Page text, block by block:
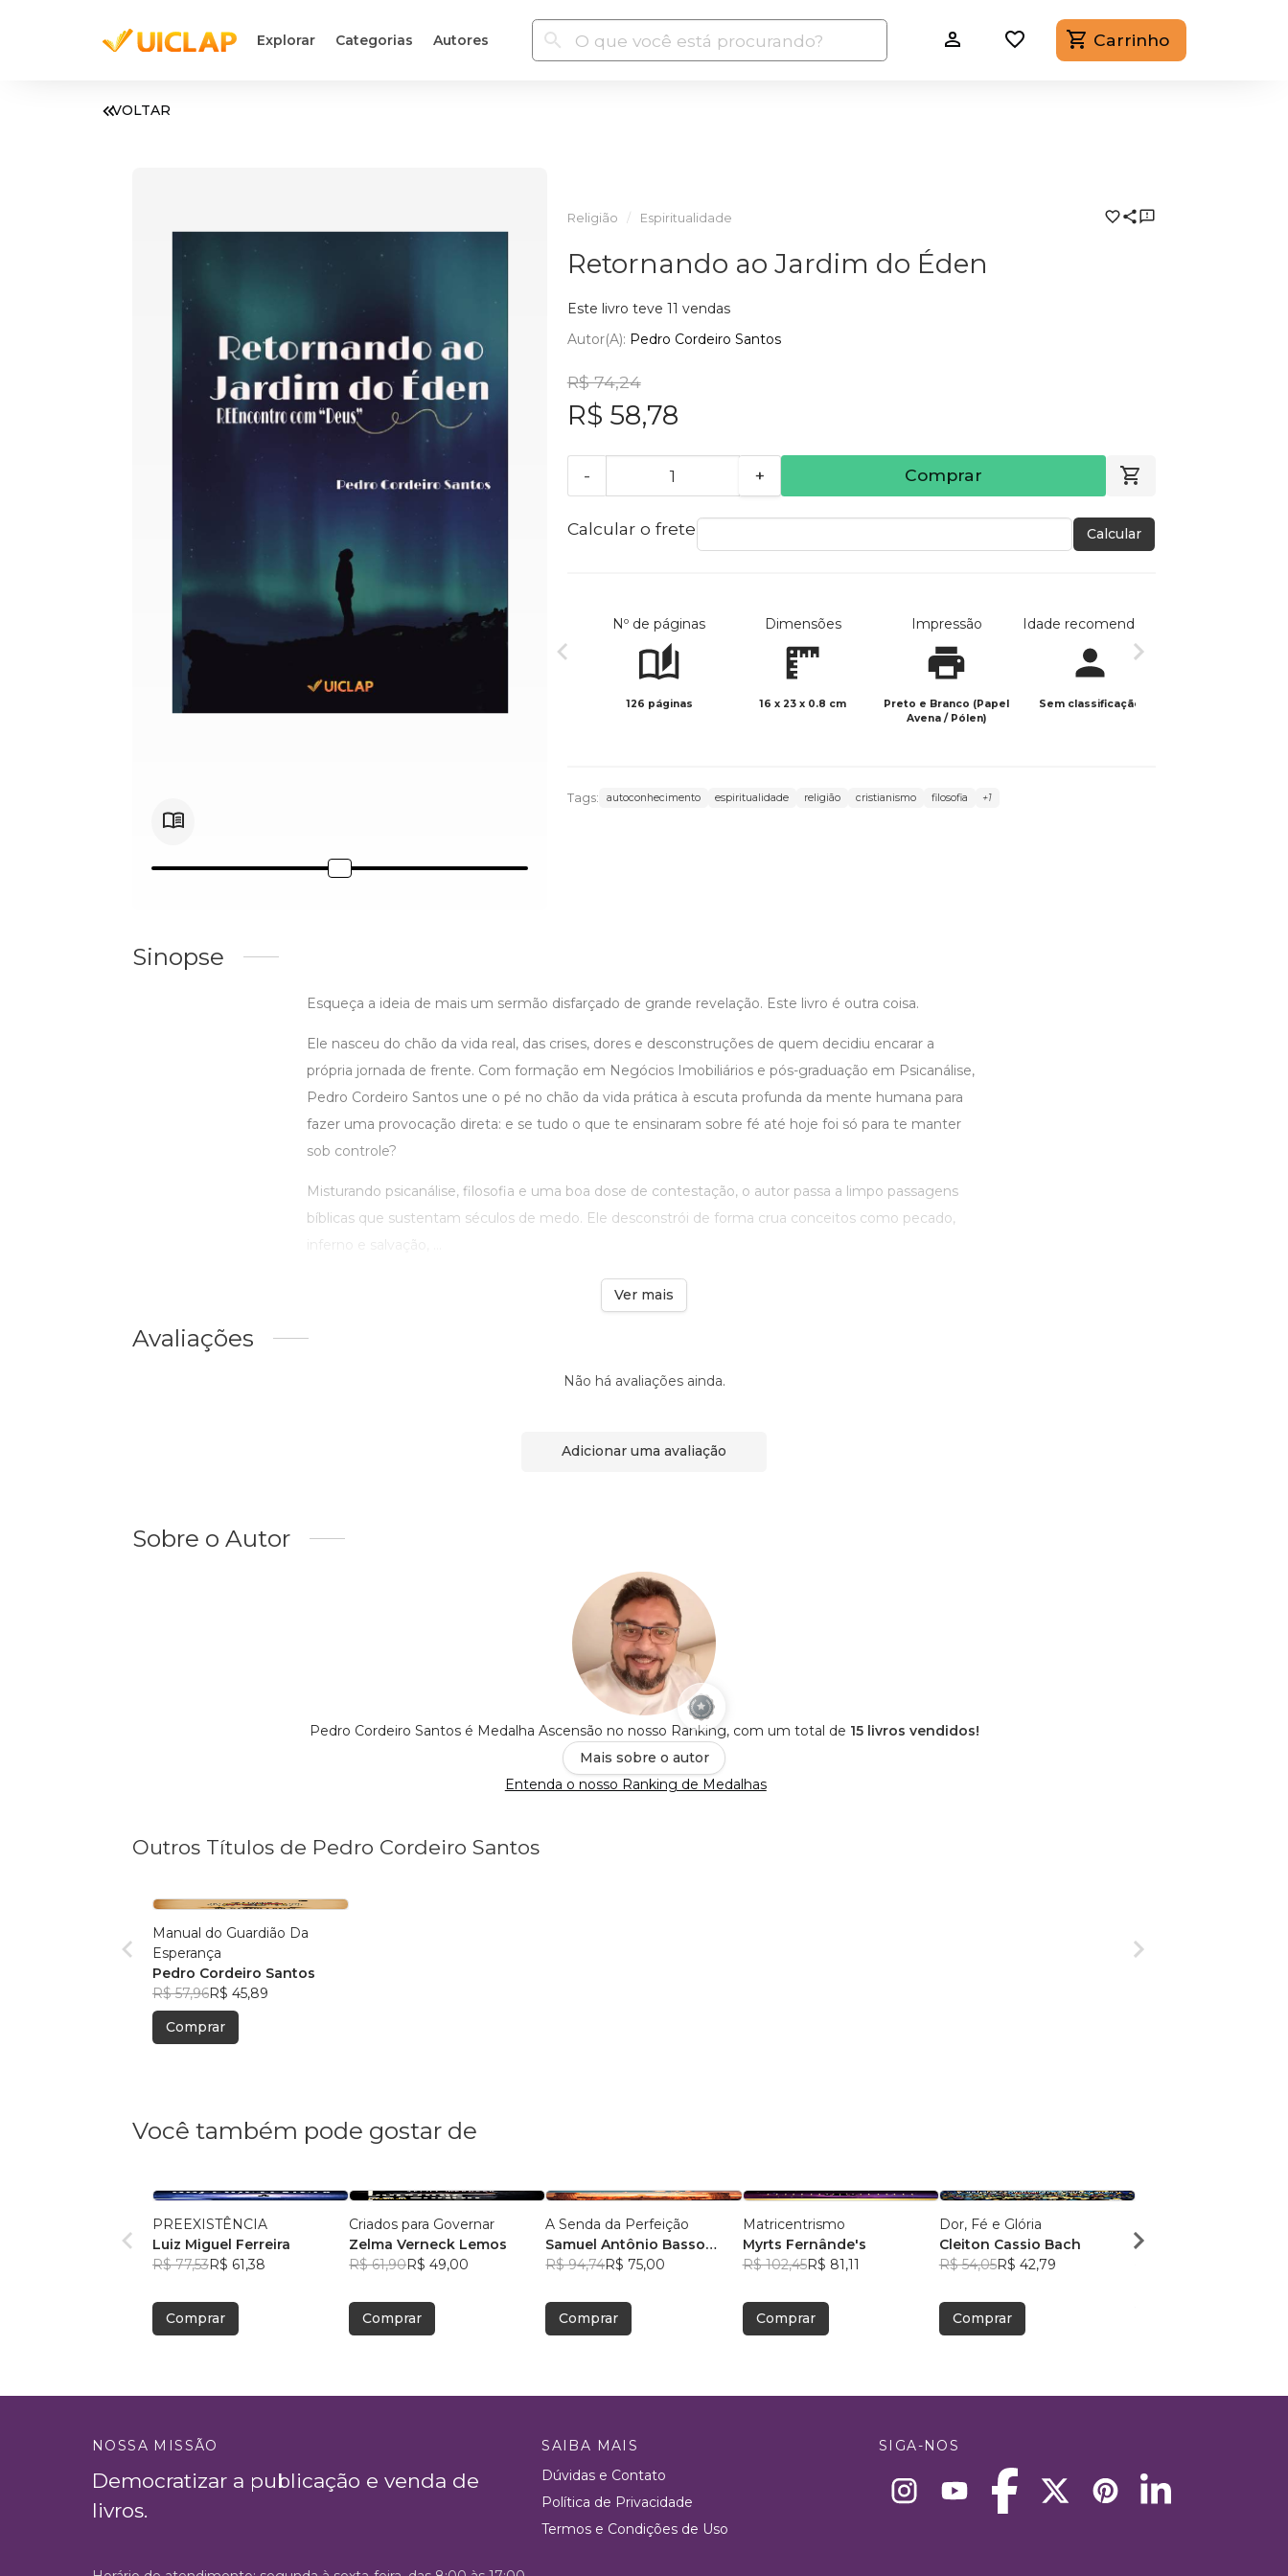
Explorar Categorias Autores Carrinho
VOLTAR
Religião Espiritualidade
Retornando ao Jardim do Éden
Este livro teve 11 vendas
Autor(a): Pedro Cordeiro Santos
R$ 74,24
R$ 58,78
- + Comprar
Calcular o frete Calcular
Nº de páginas
126 páginas
Dimensões
16 x 23 x 0.8 cm
Impressão
Preto e Branco (Papel
Avena / Pólen)
Idade recomendada
Sem classificação
Tags: autoconhecimento espiritualidade religião cristianismo filosofia +1
Sinopse
Esqueça a ideia de mais um sermão disfarçado de grande revelação. Este livro é outra coisa.
Ele nasceu do chão da vida real, das crises, dores e desconstruções de quem decidiu encarar a
própria jornada de frente. Com formação em Negócios Imobiliários e pós-graduação em Psicanálise,
Pedro Cordeiro Santos une o pé no chão da vida prática à escuta profunda da mente humana para
fazer uma provocação direta: e se tudo o que te ensinaram sobre fé até hoje foi só para te manter
sob controle?
Misturando psicanálise, filosofia e uma boa dose de contestação, o autor passa a limpo passagens
bíblicas que sustentam séculos de medo. Ele desconstrói de forma crua conceitos como pecado,
inferno e salvação, ...
Ver mais
Avaliações
Não há avaliações ainda.
Adicionar uma avaliação
Sobre o Autor
Pedro Cordeiro Santos é Medalha Ascensão no nosso Ranking, com um total de 15 livros vendidos!
Mais sobre o autor
Entenda o nosso Ranking de Medalhas
Outros Títulos de Pedro Cordeiro Santos
Manual do Guardião Da
Esperança
Pedro Cordeiro Santos
R$ 57,96R$ 45,89
Comprar
Você também pode gostar de
PREEXISTÊNCIA
Luiz Miguel Ferreira
R$ 77,53R$ 61,38
Comprar
Criados para Governar
Zelma Verneck Lemos
R$ 61,90R$ 49,00
Comprar
A Senda da Perfeição
Samuel Antônio Basso
Chiesa
R$ 94,74R$ 75,00
Comprar
Matricentrismo
Myrts Fernânde's
R$ 102,45R$ 81,11
Comprar
Dor, Fé e Glória
Cleiton Cassio Bach
R$ 54,05R$ 42,79
Comprar
Simone Lacerda
NOSSA MISSÃO
Democratizar a publicação e venda de
livros.
SAIBA MAIS
Dúvidas e Contato
Política de Privacidade
Termos e Condições de Uso
SIGA-NOS